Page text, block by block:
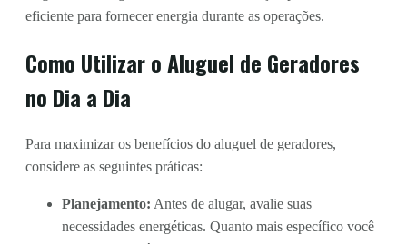
eficiente para fornecer energia durante as operações.
Como Utilizar o Aluguel de Geradores
no Dia a Dia
Para maximizar os benefícios do aluguel de geradores,
considere as seguintes práticas:
Planejamento: Antes de alugar, avalie suas
necessidades energéticas. Quanto mais específico você